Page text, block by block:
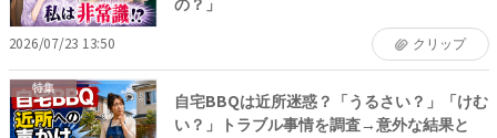
の？」
2026/07/23 13:50 クリップ
特集
自宅BBQは近所迷惑？「うるさい？」「けむ
い？」トラブル事情を調査→意外な結果と